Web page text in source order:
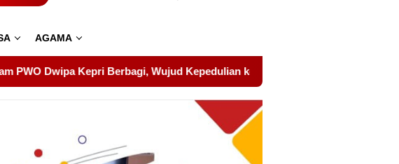
AGAMA
Kepedulian kepada Pondok Tahfidz Yatim dan Dhuafa Al-Aqsho Batam